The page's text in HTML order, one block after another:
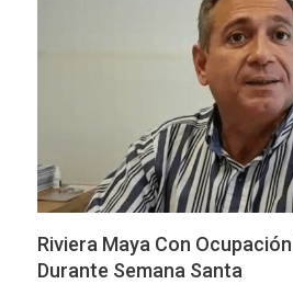
Riviera Maya Con
Durante Semana Santa